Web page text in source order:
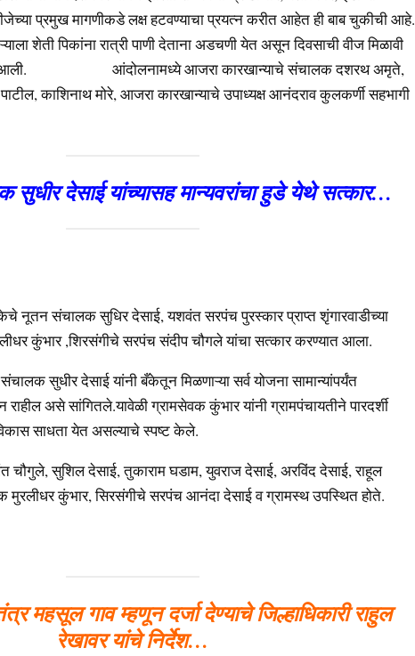
प्रमुख मागणीकडे लक्ष हटवण्याचा प्रयत्न करीत आहेत ही बाब चुकीची आहे.
शेती पिकांना रात्री पाणी देताना अडचणी येत असून दिवसाची वीज मिळावी
आली. आंदोलनामध्ये आजरा कारखान्याचे संचालक दशरथ अमृते,
काशिनाथ मोरे, आजरा कारखान्याचे उपाध्यक्ष आनंदराव कुलकर्णी सहभागी
सुधीर देसाई यांच्यासह मान्यवरांचा हुडे येथे सत्कार…
नूतन संचालक सुधिर देसाई, यशवंत सरपंच पुरस्कार प्राप्त शृंगारवाडीच्या
कुंभार ,शिरसंगीचे सरपंच संदीप चौगले यांचा सत्कार करण्यात आला.
सुधीर देसाई यांनी बँकेतून मिळणाऱ्या सर्व योजना सामान्यांपर्यंत
राहील असे सांगितले.यावेळी ग्रामसेवक कुंभार यांनी ग्रामपंचायतीने पारदर्शी
साधता येत असल्याचे स्पष्ट केले.
चौगुले, सुशिल देसाई, तुकाराम घडाम, युवराज देसाई, अरविंद देसाई, राहूल
मुरलीधर कुंभार, सिरसंगीचे सरपंच आनंदा देसाई व ग्रामस्थ उपस्थित होते.
महसूल गाव म्हणून दर्जा देण्याचे जिल्हाधिकारी राहुल
रेखावर यांचे निर्देश…